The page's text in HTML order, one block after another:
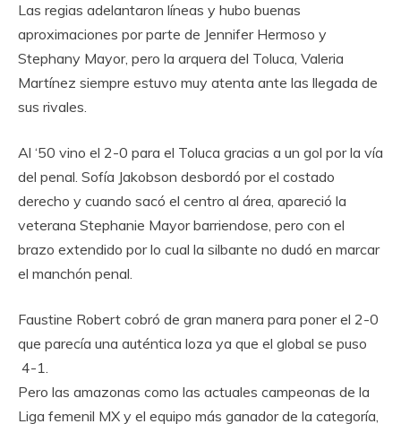
Las regias adelantaron líneas y hubo buenas
aproximaciones por parte de Jennifer Hermoso y
Stephany Mayor, pero la arquera del Toluca, Valeria
Martínez siempre estuvo muy atenta ante las llegada de
sus rivales.
Al ‘50 vino el 2-0 para el Toluca gracias a un gol por la vía
del penal. Sofía Jakobson desbordó por el costado
derecho y cuando sacó el centro al área, apareció la
veterana Stephanie Mayor barriendose, pero con el
brazo extendido por lo cual la silbante no dudó en marcar
el manchón penal.
Faustine Robert cobró de gran manera para poner el 2-0
que parecía una auténtica loza ya que el global se puso
4-1.
Pero las amazonas como las actuales campeonas de la
Liga femenil MX y el equipo más ganador de la categoría,